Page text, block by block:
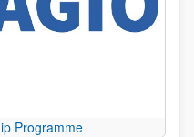
Programme